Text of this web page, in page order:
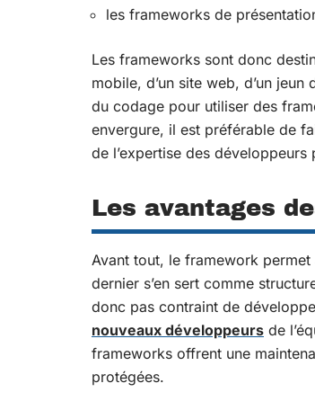
les frameworks de
Les frameworks sont donc
mobile, d’un site web, d’un
du codage pour utiliser des
envergure, il est préférable de
de l’expertise des développeurs
Les avantages
Avant tout, le framework
dernier s’en sert comme
donc pas contraint de
nouveaux développeurs de
frameworks offrent une
protégées.